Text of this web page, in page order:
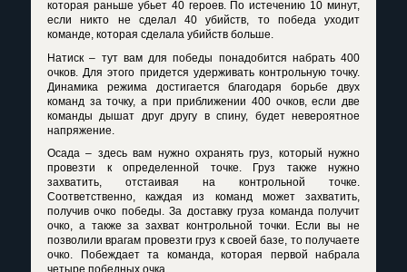
которая раньше убьет 40 героев. По истечению 10 минут,
если никто не сделал 40 убийств, то победа уходит
команде, которая сделала убийств больше.
Натиск – тут вам для победы понадобится набрать 400
очков. Для этого придется удерживать контрольную точку.
Динамика режима достигается благодаря борьбе двух
команд за точку, а при приближении 400 очков, если две
команды дышат друг другу в спину, будет невероятное
напряжение.
Осада – здесь вам нужно охранять груз, который нужно
провезти к определенной точке. Груз также нужно
захватить, отстаивая на контрольной точке.
Соответственно, каждая из команд может захватить,
получив очко победы. За доставку груза команда получит
очко, а также за захват контрольной точки. Если вы не
позволили врагам провезти груз к своей базе, то получаете
очко. Побеждает та команда, которая первой набрала